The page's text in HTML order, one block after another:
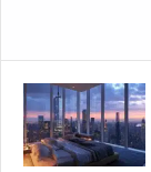
и
х
о
т